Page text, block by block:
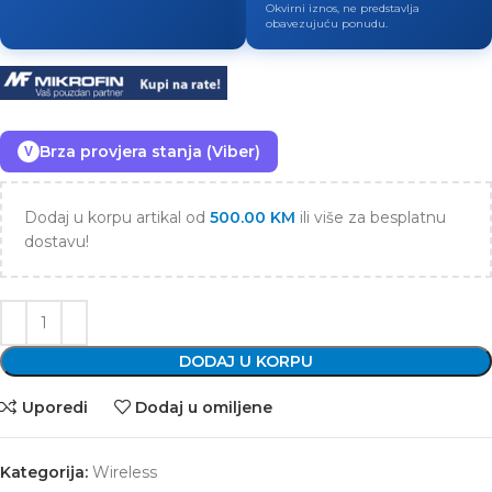
Okvirni iznos, ne predstavlja
obavezujuću ponudu.
V Brza provjera stanja (Viber)
Dodaj u korpu artikal od 500.00 KM ili više za besplatnu
dostavu!
DODAJ U KORPU
Uporedi Dodaj u omiljene
Kategorija: Wireless